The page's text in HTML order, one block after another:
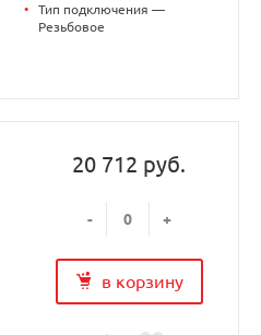
•
Тип подключения —
Резьбовое
20 712 руб.
- +
в корзину